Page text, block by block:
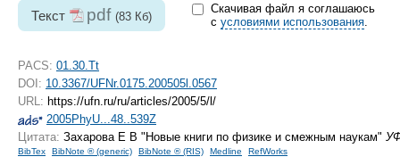
Текст pdf (83 Кб)
Скачивая файл я соглашаюсь
с условиями использования.
PACS: 01.30.Tt
DOI: 10.3367/UFNr.0175.200505l.0567
URL: https://ufn.ru/ru/articles/2005/5/l/
2005PhyU...48..539Z
Цитата: Захарова Е В "Новые книги по физике и смежным наукам"
BibTex BibNote ® (generic) BibNote ® (RIS) Medline RefWorks